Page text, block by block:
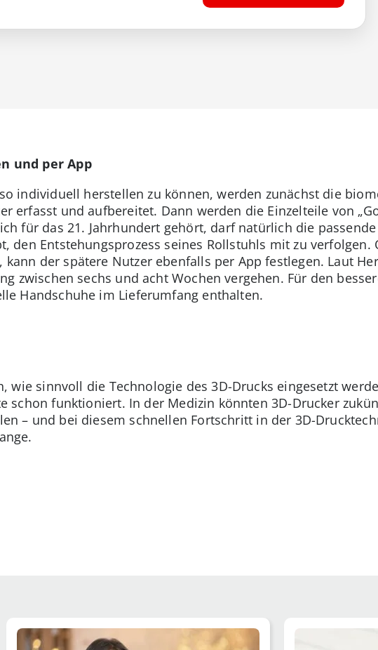
und per App
individuell herstellen zu können, werden zunächst die
erfasst und aufbereitet. Dann werden die Einzelteile von
für das 21. Jahrhundert gehört, darf natürlich die
den Entstehungsprozess seines Rollstuhls mit zu verfolgen.
der spätere Nutzer ebenfalls per App festlegen. Laut
zwischen sechs und acht Wochen vergehen. Für den
Handschuhe im Lieferumfang enthalten.
wie sinnvoll die Technologie des 3D-Drucks eingesetzt
schon funktioniert. In der Medizin könnten 3D-Drucker
– und bei diesem schnellen Fortschritt in der 3D-